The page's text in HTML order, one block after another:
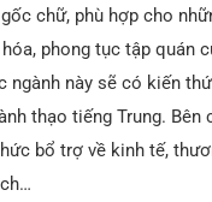
chữ, phù hợp cho
phong tục tập quán
ngành này sẽ có kiến
thạo tiếng Trung. Bên
bổ trợ về kinh tế,